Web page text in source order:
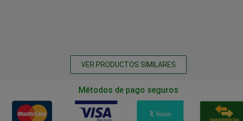
VER PRODUCTOS SIMILARES
Métodos de pago seguros